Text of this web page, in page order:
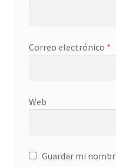
Correo electrónico *
Web
Guardar mi